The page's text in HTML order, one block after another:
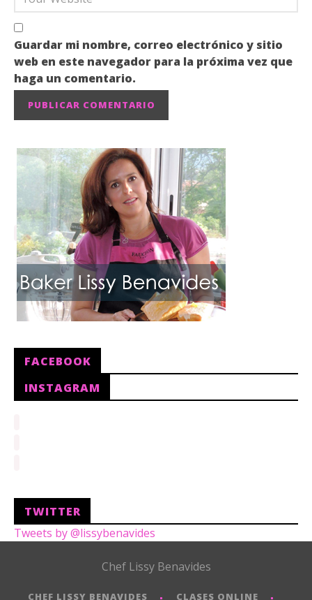
Guardar mi nombre, correo electrónico y sitio
web en este navegador para la próxima vez que
haga un comentario.
FACEBOOK
INSTAGRAM
TWITTER
Tweets by @lissybenavides
Chef Lissy Benavides
CHEF LISSY BENAVIDES CLASES ONLINE